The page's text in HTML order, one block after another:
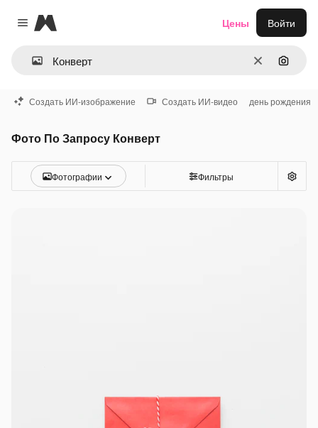
Close menu
Magnific
ОчиститьПоиск
Цены Войти
Создать ИИ-изображение Создать ИИ-видео день рождения
Фото По Запросу Конверт
Фотографии Фильтры